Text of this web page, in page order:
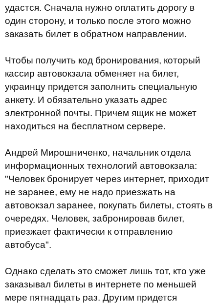
удастся. Сначала нужно оплатить дорогу в
один сторону, и только после этого можно
заказать билет в обратном направлении.
Чтобы получить код бронирования, который
кассир автовокзала обменяет на билет,
украинцу придется заполнить специальную
анкету. И обязательно указать адрес
электронной почты. Причем ящик не может
находиться на бесплатном сервере.
Андрей Мирошниченко, начальник отдела
информационных технологий автовокзала:
"Человек бронирует через интернет, приходит
не заранее, ему не надо приезжать на
автовокзал заранее, покупать билеты, стоять в
очередях. Человек, забронировав билет,
приезжает фактически к отправлению
автобуса".
Однако сделать это сможет лишь тот, кто уже
заказывал билеты в интернете по меньшей
мере пятнадцать раз. Другим придется